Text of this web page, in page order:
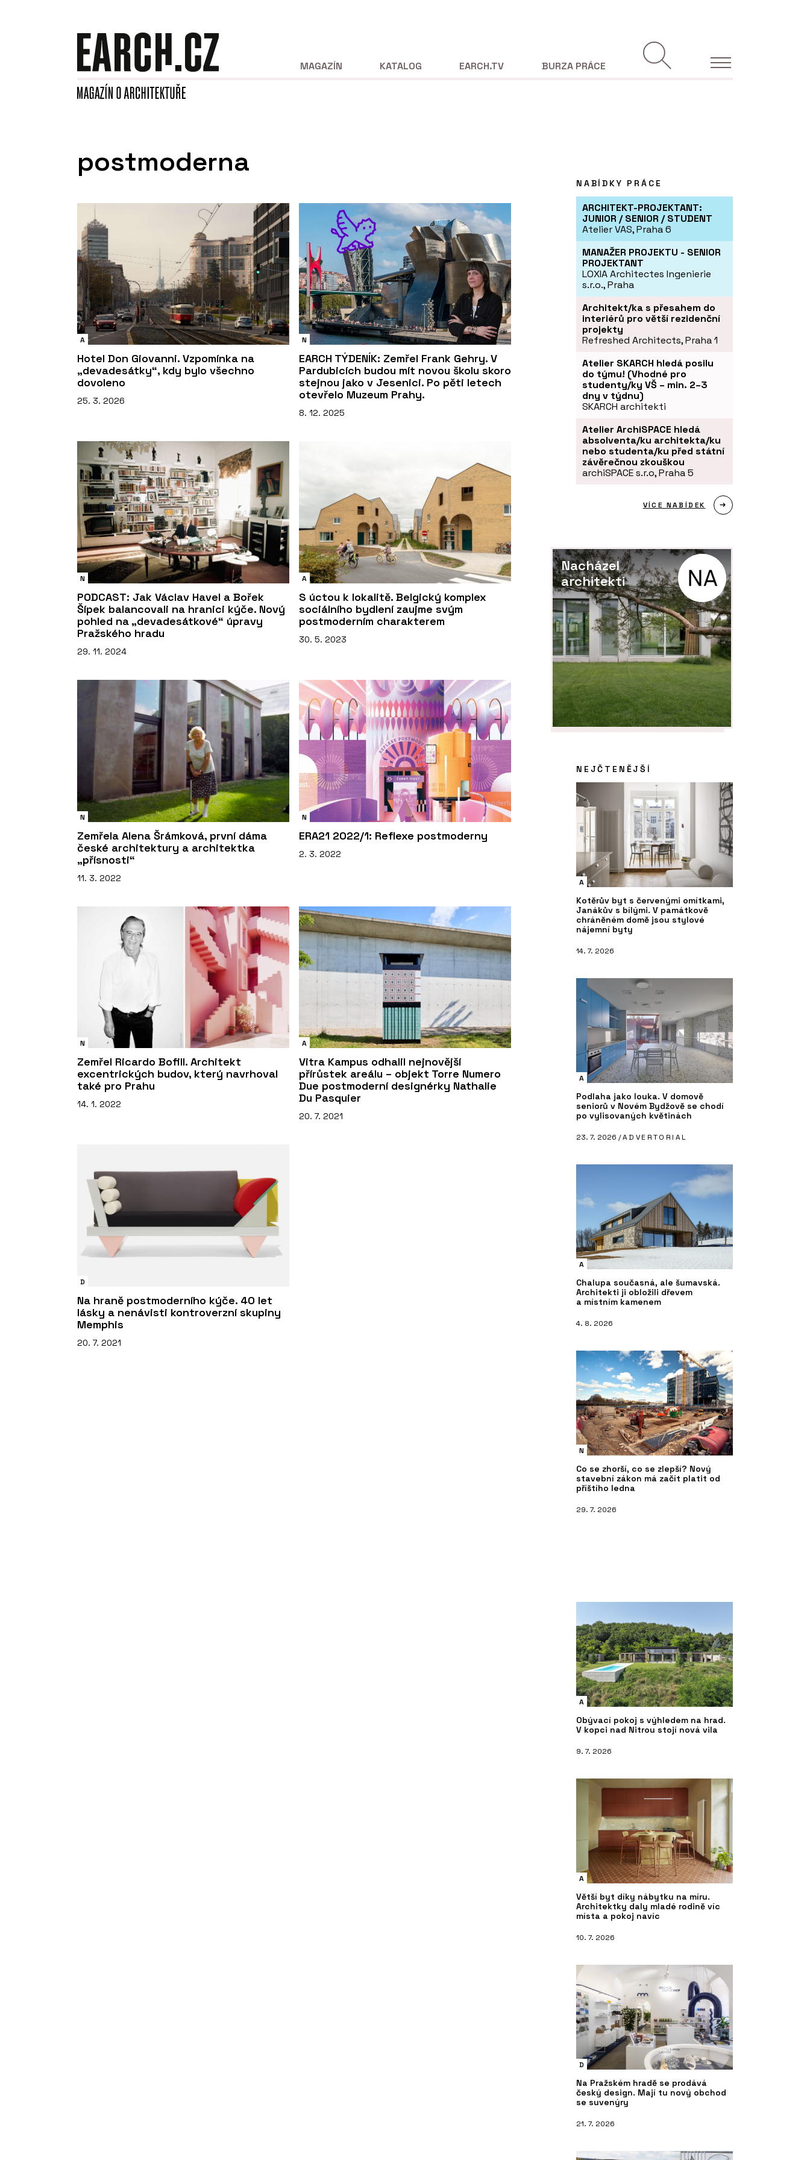
MAGAZÍN KATALOG EARCH.TV BURZA PRÁCE
postmoderna
A
Hotel Don Giovanni. Vzpomínka na
„devadesátky“, kdy bylo všechno
dovoleno
25. 3. 2026
N
EARCH TÝDENÍK: Zemřel Frank Gehry. V
Pardubicích budou mít novou školu skoro
stejnou jako v Jesenici. Po pěti letech
otevřelo Muzeum Prahy.
8. 12. 2025
N
PODCAST: Jak Václav Havel a Bořek
Šípek balancovali na hranici kýče. Nový
pohled na „devadesátkové“ úpravy
Pražského hradu
29. 11. 2024
A
S úctou k lokalitě. Belgický komplex
sociálního bydlení zaujme svým
postmoderním charakterem
30. 5. 2023
N
Zemřela Alena Šrámková, první dáma
české architektury a architektka
„přísnosti“
11. 3. 2022
N
ERA21 2022/1: Reflexe postmoderny
2. 3. 2022
N
Zemřel Ricardo Bofill. Architekt
excentrických budov, který navrhoval
také pro Prahu
14. 1. 2022
A
Vitra Kampus odhalil nejnovější
přírůstek areálu – objekt Torre Numero
Due postmoderní designérky Nathalie
Du Pasquier
20. 7. 2021
D
Na hraně postmoderního kýče. 40 let
lásky a nenávisti kontroverzní skupiny
Memphis
20. 7. 2021
NABÍDKY PRÁCE
ARCHITEKT-PROJEKTANT:
JUNIOR / SENIOR / STUDENT
Atelier VAS, Praha 6
MANAŽER PROJEKTU - SENIOR
PROJEKTANT
LOXIA Architectes Ingenierie
s.r.o., Praha
Architekt/ka s přesahem do
interiérů pro větší rezidenční
projekty
Refreshed Architects, Praha 1
Atelier SKARCH hledá posilu
do týmu! (Vhodné pro
studenty/ky VŠ – min. 2–3
dny v týdnu)
SKARCH architekti
Atelier ArchiSPACE hledá
absolventa/ku architekta/ku
nebo studenta/ku před státní
závěrečnou zkouškou
archiSPACE s.r.o, Praha 5
VÍCE NABÍDEK
Nacházel
architekti
NEJČTENĚJŠÍ
A
Kotěrův byt s červenými omítkami,
Janákův s bílými. V památkově
chráněném domě jsou stylové
nájemní byty
14. 7. 2026
A
Podlaha jako louka. V domově
seniorů v Novém Bydžově se chodí
po vylisovaných květinách
23. 7. 2026 /ADVERTORIAL
A
Chalupa současná, ale šumavská.
Architekti ji obložili dřevem
a místním kamenem
4. 8. 2026
N
Co se zhorší, co se zlepší? Nový
stavební zákon má začít platit od
příštího ledna
29. 7. 2026
A
Obývací pokoj s výhledem na hrad.
V kopci nad Nitrou stojí nová vila
9. 7. 2026
A
Větší byt díky nábytku na míru.
Architektky daly mladé rodině víc
místa a pokoj navíc
10. 7. 2026
D
Na Pražském hradě se prodává
český design. Mají tu nový obchod
se suvenýry
21. 7. 2026